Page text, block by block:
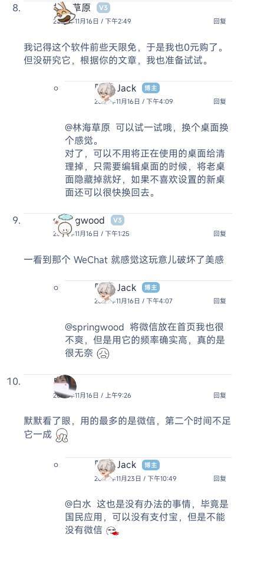
林海草原
V3
2024年11月16日 / 下午2:49
回复
我记得这个软件前些天限免，于是我也0元购了。
但没研究它，根据你的文章，我也准备试试。
阿杰 Jack
博主
2024年11月16日 / 下午4:09
回复
@林海草原 可以试一试哦，换个桌面换
个感觉。
对了，可以不用将正在使用的桌面给清
理掉，只需要编辑桌面的时候，将老桌
面隐藏掉就好，如果不喜欢设置的新桌
面还可以很快换回去。
springwood
V3
2024年11月16日 / 下午1:25
回复
一看到那个 WeChat 就感觉这玩意儿破坏了美感
阿杰 Jack
博主
2024年11月16日 / 下午4:07
回复
@springwood 将微信放在首页我也很
不爽，但是用它的频率确实高，真的是
很无奈
白水
2024年11月16日 / 上午9:26 回复
默默看了眼，用的最多的是微信，第二个时间不足
它一成
阿杰 Jack
博主
2024年11月23日 / 下午10:49
回复
@白水 这也是没有办法的事情，毕竟是
国民应用，可以没有支付宝，但是不能
没有微信